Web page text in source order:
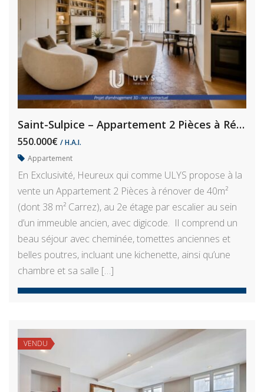
Saint-Sulpice – Appartement 2 Pièces à Rénover
550.000€ / H.A.I.
Appartement
En Exclusivité, Heureux qui comme ULYS propose à la
vente un Appartement 2 Pièces à rénover de 40m²
(dont 38 m² Carrez), au 2e étage par escalier au sein
d’un immeuble ancien, avec digicode. Il comprend un
beau séjour avec cheminée, tomettes anciennes et
belles poutres, incluant une kichenette, ainsi qu’une
chambre et sa salle […]
VENDU